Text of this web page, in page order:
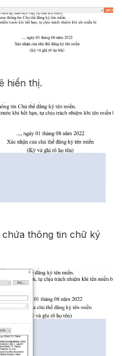
hiển thị.
thông tin chữ ký